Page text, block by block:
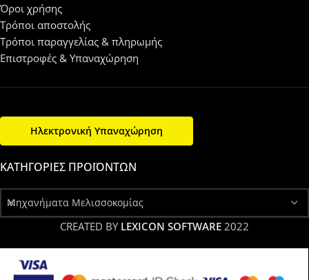
Όροι χρήσης
Τρόποι αποστολής
Τρόποι παραγγελίας & πληρωμής
Επιστροφές & Υπαναχώρηση
Ηλεκτρονική Υπαναχώρηση
ΚΑΤΗΓΟΡΊΕΣ ΠΡΟΪΌΝΤΩΝ
Μηχανήματα Μελισσοκομίας
CREATED BY LEXICON SOFTWARE 2022